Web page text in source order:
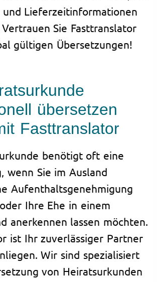
und Lieferzeitinformationen
Sie Fasttranslator
gültigen Übersetzungen!
übersetzen
Fasttranslator
benötigt oft eine
wenn Sie im Ausland
Aufenthaltsgenehmigung
Ihre Ehe in einem
anerkennen lassen möchten.
ist Ihr zuverlässiger Partner
Wir sind spezialisiert
von Heiratsurkunden